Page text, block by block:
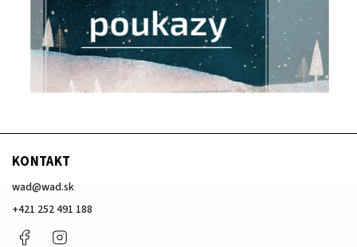
KONTAKT
wad@wad.sk
+421 252 491 188
Facebook